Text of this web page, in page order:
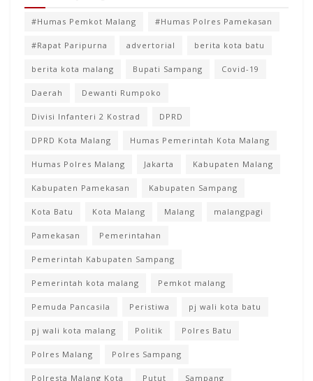
#Humas Pemkot Malang #Humas Polres Pamekasan
#Rapat Paripurna advertorial berita kota batu
berita kota malang Bupati Sampang Covid-19
Daerah Dewanti Rumpoko
Divisi Infanteri 2 Kostrad DPRD
DPRD Kota Malang Humas Pemerintah Kota Malang
Humas Polres Malang Jakarta Kabupaten Malang
Kabupaten Pamekasan Kabupaten Sampang
Kota Batu Kota Malang Malang malangpagi
Pamekasan Pemerintahan
Pemerintah Kabupaten Sampang
Pemerintah kota malang Pemkot malang
Pemuda Pancasila Peristiwa pj wali kota batu
pj wali kota malang Politik Polres Batu
Polres Malang Polres Sampang
Polresta Malang Kota Putut Sampang